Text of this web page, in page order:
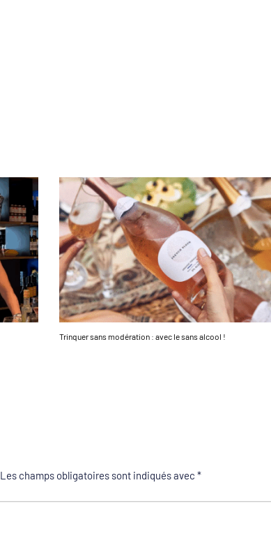
Trinquer sans modération : avec le sans alcool !
Les champs obligatoires sont indiqués avec *